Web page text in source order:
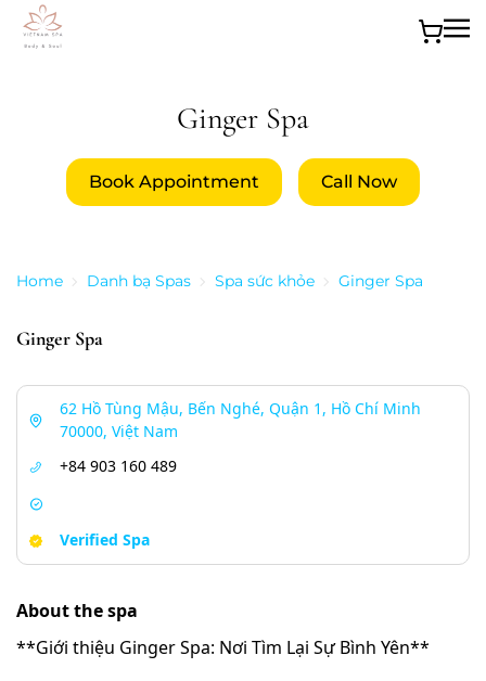
Ginger Spa
Book Appointment Call Now
Home Danh bạ Spas Spa sức khỏe Ginger Spa
Ginger Spa
62 Hồ Tùng Mậu, Bến Nghé, Quận 1, Hồ Chí Minh
70000, Việt Nam
+84 903 160 489
Verified Spa
About the spa
**Giới thiệu Ginger Spa: Nơi Tìm Lại Sự Bình Yên**